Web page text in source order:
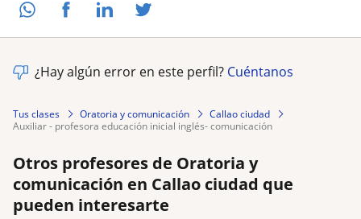
¿Hay algún error en este perfil? Cuéntanos
Tus clases Oratoria y comunicación
Callao ciudad
auxiliar - profesora educación inicial inglés- comunicación
Otros profesores de Oratoria y
comunicación en Callao ciudad que
pueden interesarte